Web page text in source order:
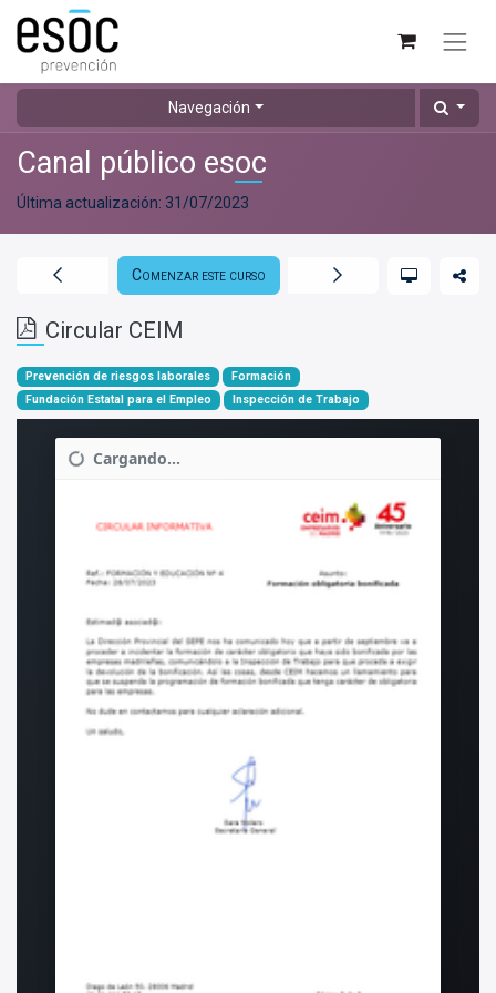
Navegación
Canal público esoc
Última actualización: 31/07/2023
Circular CEIM
Comenzar este curso
Prevención de riesgos laborales
Formación
Fundación Estatal para el Empleo
Inspección de Trabajo